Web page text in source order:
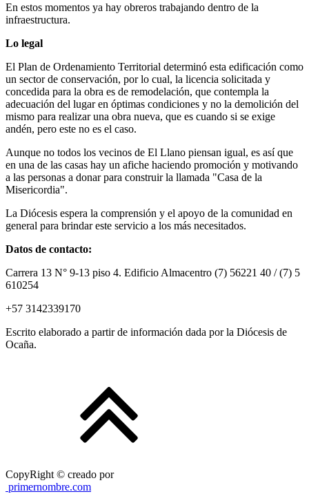
En estos momentos ya hay obreros trabajando dentro de la
infraestructura.
Lo legal
El Plan de Ordenamiento Territorial determinó esta edificación como
un sector de conservación, por lo cual, la licencia solicitada y
concedida para la obra es de remodelación, que contempla la
adecuación del lugar en óptimas condiciones y no la demolición del
mismo para realizar una obra nueva, que es cuando si se exige
andén, pero este no es el caso.
Aunque no todos los vecinos de El Llano piensan igual, es así que
en una de las casas hay un afiche haciendo promoción y motivando
a las personas a donar para construir la llamada "Casa de la
Misericordia".
La Diócesis espera la comprensión y el apoyo de la comunidad en
general para brindar este servicio a los más necesitados.
Datos de contacto:
Carrera 13 N° 9-13 piso 4. Edificio Almacentro (7) 56221 40 / (7) 5
610254
+57 3142339170
Escrito elaborado a partir de información dada por la Diócesis de
Ocaña.
CopyRight © creado por
primernombre.com